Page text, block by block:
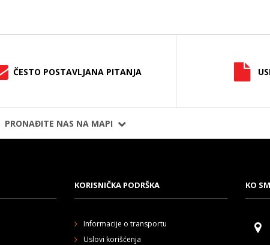
ČESTO POSTAVLJANA PITANJA
PRONAĐITE NAS NA MAPI
KORISNIČKA PODRŠKA
Informacije o transportu
Uslovi korišćenja
KO